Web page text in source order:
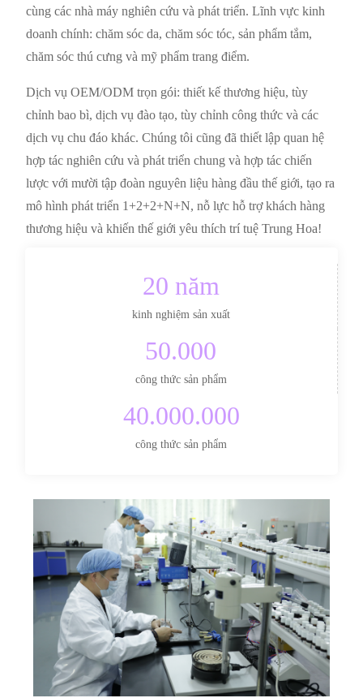
cùng các nhà máy nghiên cứu và phát triển. Lĩnh vực kinh
doanh chính: chăm sóc da, chăm sóc tóc, sản phẩm tắm,
chăm sóc thú cưng và mỹ phẩm trang điểm.
Dịch vụ OEM/ODM trọn gói: thiết kế thương hiệu, tùy
chỉnh bao bì, dịch vụ đào tạo, tùy chỉnh công thức và các
dịch vụ chu đáo khác. Chúng tôi cũng đã thiết lập quan hệ
hợp tác nghiên cứu và phát triển chung và hợp tác chiến
lược với mười tập đoàn nguyên liệu hàng đầu thế giới, tạo ra
mô hình phát triển 1+2+2+N+N, nỗ lực hỗ trợ khách hàng
thương hiệu và khiến thế giới yêu thích trí tuệ Trung Hoa!
20 năm
kinh nghiệm sản xuất
50.000
công thức sản phẩm
40.000.000
công thức sản phẩm